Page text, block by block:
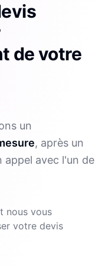
de votre
un
, après un
avec l'un de
nous vous
votre devis